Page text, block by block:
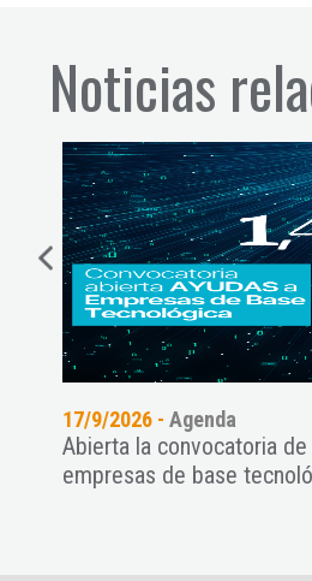
Noticias
17/9/2026 -Agenda
Abierta la convocatoria
empresas de base